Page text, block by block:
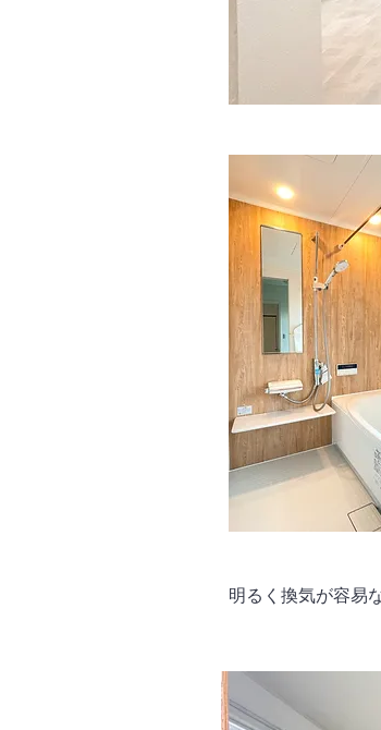
明るく換気が容易